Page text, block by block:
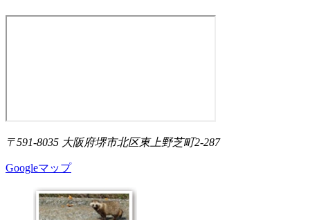
〒591-8035 大阪府堺市北区東上野芝町2-287
Googleマップ